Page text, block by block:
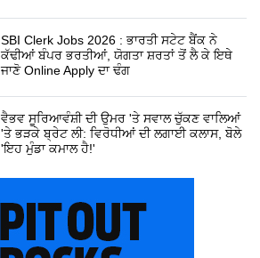
SBI Clerk Jobs 2026 : ਭਾਰਤੀ ਸਟੇਟ ਬੈਂਕ ਨੇ
ਕੱਢੀਆਂ ਬੰਪਰ ਭਰਤੀਆਂ, ਯੋਗਤਾ ਸ਼ਰਤਾਂ ਤੋਂ ਲੈ ਕੇ ਇਥੇ
ਜਾਣੋ Online Apply ਦਾ ਢੰਗ
ਵੈਭਵ ਸੂਰਿਆਵੰਸ਼ੀ ਦੀ ਉਮਰ 'ਤੇ ਸਵਾਲ ਚੁੱਕਣ ਵਾਲਿਆਂ
'ਤੇ ਭੜਕੇ ਬ੍ਰੇਟ ਲੀ: ਵਿਰੋਧੀਆਂ ਦੀ ਲਗਾਈ ਕਲਾਸ, ਬੋਲੇ
'ਇਹ ਮੁੰਡਾ ਕਮਾਲ ਹੈ!'